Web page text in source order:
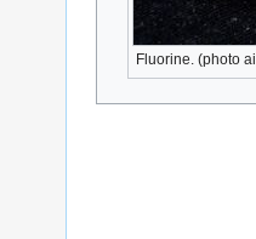
Fluorine. (photo